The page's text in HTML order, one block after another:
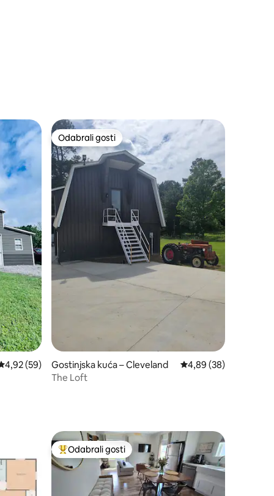
„Odabrali gosti”
ocjena: 4,92/5, recenzija: 59
4,92 (59)
Odabrali gosti
Odabrali gosti
Gostinjska kuća – Cleveland Prosječna ocjena:
4,89 (38)
The Loft
Među najviše rangiranima s oznakom „Odabrali gosti”
Odabrali gosti